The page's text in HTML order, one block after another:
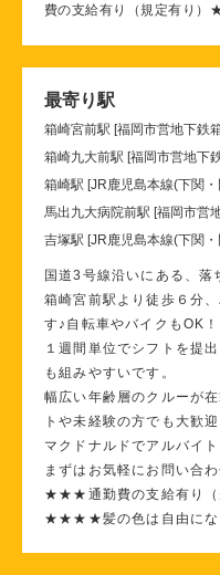
費の支給有り（規定有り
最寄り駅
箱崎宮前駅 [福岡市営地下鉄
箱崎九大前駅 [福岡市営地下
箱崎駅 [JR鹿児島本線(下関
馬出九大病院前駅 [福岡市営
吉塚駅 [JR鹿児島本線(下関
国道3号線沿いにある、落
箱崎宮前駅より徒歩６分
す♪自転車やバイクもOK！
１週間単位でシフトを提
も組みやすいです。
幅広い年齢層のクルーが
トや未経験の方でも大歓迎
マクドナルドでアルバイ
まずはお気軽にお問い合
★★★通勤費の支給有り
★★★★髪の色は自由に